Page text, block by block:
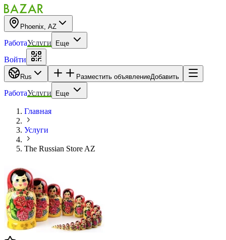
Phoenix, AZ
РаботаУслуги Еще
Войти
Rus Разместить объявлениеДобавить
РаботаУслуги Еще
Главная
Услуги
The Russian Store AZ